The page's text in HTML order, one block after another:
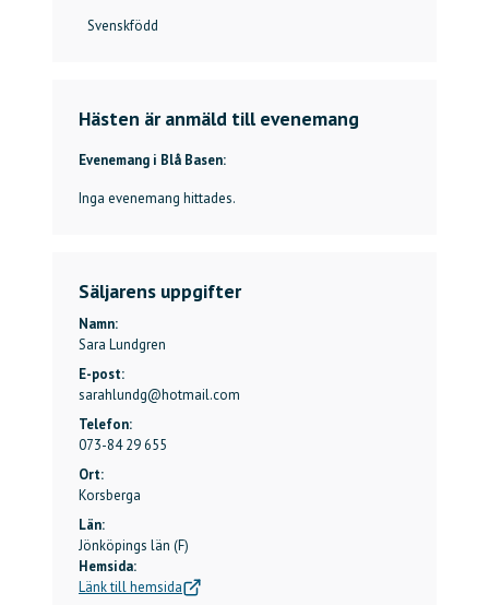
Svenskfödd
Hästen är anmäld till evenemang
Evenemang i Blå Basen:
Inga evenemang hittades.
Säljarens uppgifter
Namn:
Sara Lundgren
E-post:
sarahlundg@hotmail.com
Telefon:
073-84 29 655
Ort:
Korsberga
Län:
Jönköpings län (F)
Hemsida:
Länk till hemsida